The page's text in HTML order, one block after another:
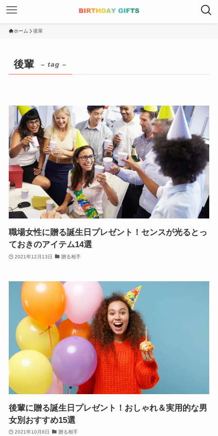
ホーム 後輩
後輩 – tag –
職場女性に贈る誕生日プレゼント！センスが光るとっ
ておきのアイテム14選
2021年12月13日 贈る相手
後輩に贈る誕生日プレゼント！おしゃれ＆実用的な男
女別おすすめ15選
2021年10月8日 贈る相手